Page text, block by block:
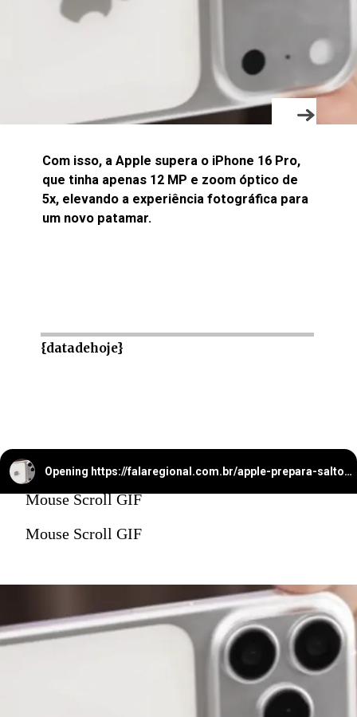
Com isso, a Apple supera o iPhone 16 Pro,
que tinha apenas 12 MP e zoom óptico de
5x, elevando a experiência fotográfica para
um novo patamar.
{datadehoje}
Opening https://falaregional.com.br/apple-prepara-salto-com-iphone-17-pro-max-e-camera-telefoto-de-48-mp-com-zoom-optico-de-ate-8x.html
Mouse Scroll GIF
Mouse Scroll GIF